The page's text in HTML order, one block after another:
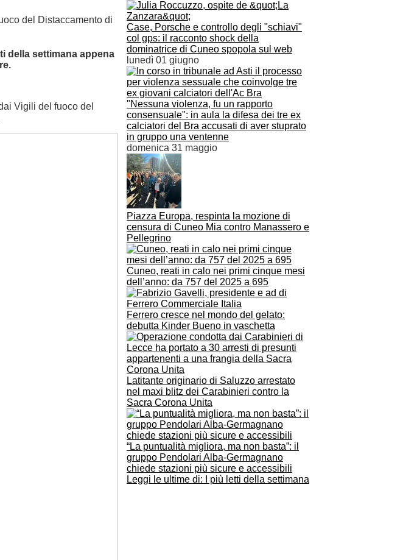
Case, Porsche e controllo degli "schiavi"
col gps: il racconto shock della
dominatrice di Cuneo spopola sul web
lunedì 01 giugno
"Nessuna violenza, fu un rapporto
consensuale": in aula la difesa dei tre ex
calciatori del Bra accusati di aver stuprato
in gruppo una ventenne
domenica 31 maggio
Piazza Europa, respinta la mozione di
censura di Cuneo Mia contro Manassero e
Pellegrino
Cuneo, reati in calo nei primi cinque mesi
dell’anno: da 757 del 2025 a 695
Ferrero cresce nel mondo del gelato:
debutta Kinder Bueno in vaschetta
Latitante originario di Saluzzo arrestato
nel maxi blitz dei Carabinieri contro la
Sacra Corona Unita
“La puntualità migliora, ma non basta”: il
gruppo Pendolari Alba-Germagnano
chiede stazioni più sicure e accessibili
Leggi le ultime di: I più letti della settimana
del Distaccamento di
della settimana appena
Vigili del fuoco del